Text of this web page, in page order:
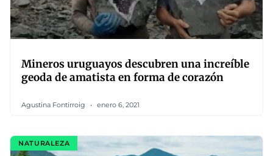
Mineros uruguayos descubren una increíble
geoda de amatista en forma de corazón
Agustina Fontirroig enero 6, 2021
NATURALEZA